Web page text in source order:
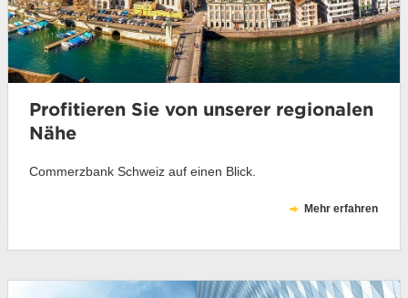
Profitieren Sie von unserer regionalen
Nähe
Commerzbank Schweiz auf einen Blick.
Mehr erfahren